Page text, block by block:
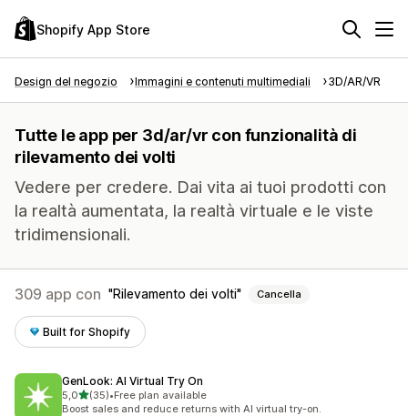
Shopify App Store
Design del negozio Immagini e contenuti multimediali 3D/AR/VR
Tutte le app per 3d/ar/vr con funzionalità di
rilevamento dei volti
Vedere per credere. Dai vita ai tuoi prodotti con
la realtà aumentata, la realtà virtuale e le viste
tridimensionali.
309 app con Rilevamento dei volti Cancella
Built for Shopify
GenLook: AI Virtual Try On
5,0stelle su 5
(35)
35 recensioni totali
•Free plan available
Boost sales and reduce returns with AI virtual try-on.